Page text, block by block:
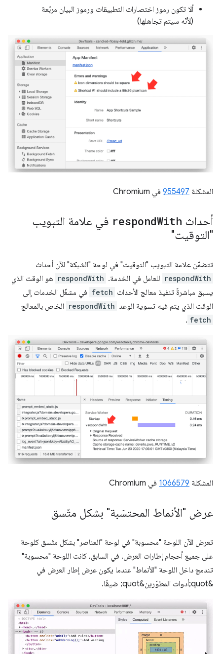
ألا تكون رموز اختصارات التطبيقات ورموز البيان مربّعة
(لأنّه سيتم تجاهلها)
المشكلة 955497 في Chromium
أحداث respondWith
في علامة التبويب
"التوقيت"
تتضمّن علامة التبويب "التوقيت" في لوحة "الشبكة" الآن أحداث
respondWith للعامل في الخدمة. respondWith هو الوقت الذي
يسبق مباشرةً تنفيذ معالج الأحداث fetch في مشغّل الخدمات إلى
الوقت الذي يتم فيه تسوية الوعد respondWith الخاص بالمعالج
fetch
.
المشكلة 1066579 في Chromium
عرض "الأنماط المحتسَبة" بشكل متّسق
تعرض الآن اللوحة "محسوبة" في لوحة "العناصر" بشكل متّسق كلوحة
على جميع أحجام إطارات العرض. في السابق، كانت اللوحة "محسوبة"
تندمج داخل اللوحة "الأنماط" عندما يكون عرض إطار العرض في
&quot;أدوات المطوّرين&quot; ضيقًا.